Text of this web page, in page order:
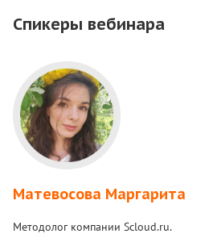
Спикеры вебинара
Матевосова Маргарита
Методолог компании Scloud.ru.